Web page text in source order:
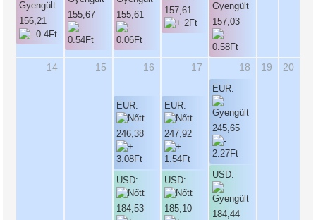
156,21
155,67 155,61 157,61
157,03
14 15 16
EUR:
246,38
USD:
184,53
17
EUR:
247,92
USD:
185,10
18
EUR:
245,65
USD:
184,44
19 20